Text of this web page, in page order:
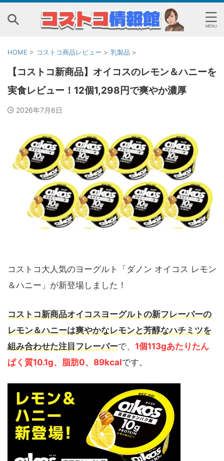
HOME > コストコ商品レビュー > 乳製品 >
【コストコ新商品】オイコスのレモン＆ハニーを
実食レビュー！12個1,298円で爽やか濃厚
2026年7月6日
コストコ大人気のヨーグルト「ダノン オイコス レモン
＆ハニー」が新登場しました！
コストコ新商品オイコスヨーグルトの新フレーバーの
レモン＆ハニーは爽やかなレモンと芳醇なハチミツを
組み合わせた注目フレーバーで、 1個113gあたりたん
ぱく質10.1g、脂肪0、89kcalです。